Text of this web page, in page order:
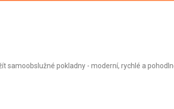
samoobslužné pokladny - moderní, rychlé a